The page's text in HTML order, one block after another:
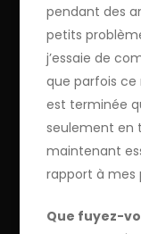
pendant des
petits
j’essaie de
que parfois ce
est terminée
seulement en
maintenant
rapport à mes
Que fuyez-